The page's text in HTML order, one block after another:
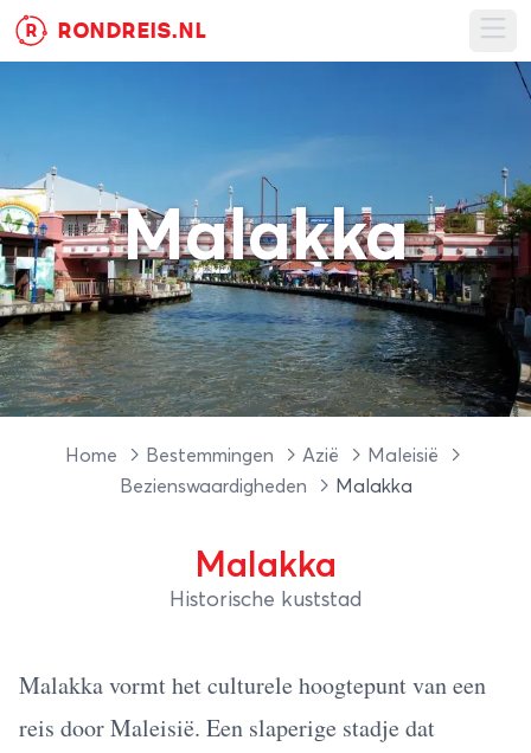
R RONDREIS.NL
Malakka
Home Bestemmingen Azië
Maleisië
Bezienswaardigheden
Malakka
Malakka
Historische kuststad
Malakka vormt het culturele hoogtepunt van een
reis door Maleisië. Een slaperige stadje dat